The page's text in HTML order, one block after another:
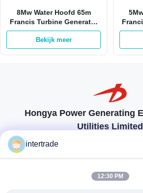
8Mw Water Hoofd 65m
Francis Turbine Generator
van Francis Hydro Turbine
800kw
Bekijk meer
Hongya Power Generating
Utilities Limited
op maat gemaakte oplossingen om aan de
intertrade
12:30 PM